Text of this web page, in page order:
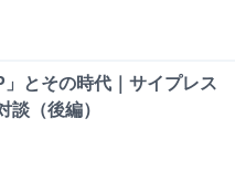
」とその時代｜サイプレス
談（後編）